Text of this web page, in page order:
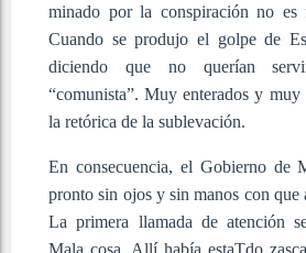
minado por la conspiración no es
Cuando se produjo el golpe de
diciendo que no querían
“comunista”. Muy enterados y muy
la retórica de la sublevación.
En consecuencia, el Gobierno de
pronto sin ojos y sin manos con que
La primera llamada de atención
Mala cosa. Allí había estaTdo